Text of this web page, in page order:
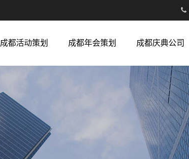
成都活动策划 成都年会策划 成都庆典公司